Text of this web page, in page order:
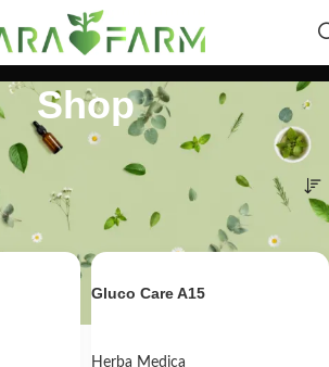
Shop
Prikaz svih 3 rezultata
Medica
Gluco Care A15
Herba Medica